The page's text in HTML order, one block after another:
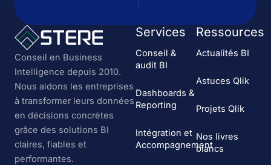
Conseil en Business
Intelligence depuis 2010.
Nous aidons les entreprises
à transformer leurs données
en décisions concrètes
grâce des solutions BI
claires, fiables et
performantes.
Services
Conseil &
audit BI
Dashboards &
Reporting
Intégration et
Accompagnement
Ressources
Actualités BI
Astuces Qlik
Projets Qlik
Nos livres
blancs